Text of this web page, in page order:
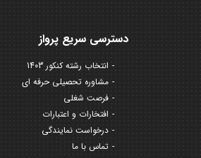
دسترسی سریع پرواز
انتخاب رشته کنکور 1403
مشاوره تحصیلی حرفه ای
فرصت شغلی
افتخارات و اعتبارات
درخواست نمایندگی
تماس با ما